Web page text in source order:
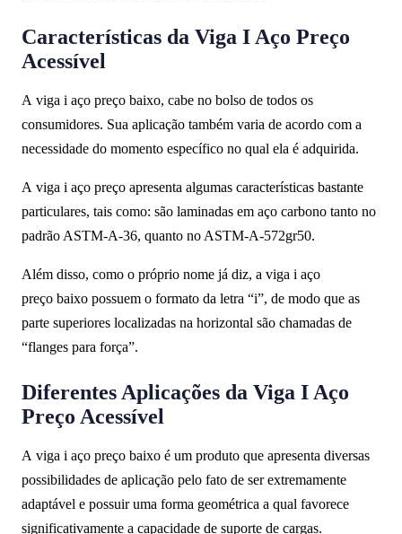
Características da Viga I Aço Preço
Acessível
A viga i aço preço baixo, cabe no bolso de todos os
consumidores. Sua aplicação também varia de acordo com a
necessidade do momento específico no qual ela é adquirida.
A viga i aço preço apresenta algumas características bastante
particulares, tais como: são laminadas em aço carbono tanto no
padrão ASTM-A-36, quanto no ASTM-A-572gr50.
Além disso, como o próprio nome já diz, a viga i aço
preço baixo possuem o formato da letra “i”, de modo que as
parte superiores localizadas na horizontal são chamadas de
“flanges para força”.
Diferentes Aplicações da Viga I Aço
Preço Acessível
A viga i aço preço baixo é um produto que apresenta diversas
possibilidades de aplicação pelo fato de ser extremamente
adaptável e possuir uma forma geométrica a qual favorece
significativamente a capacidade de suporte de cargas.